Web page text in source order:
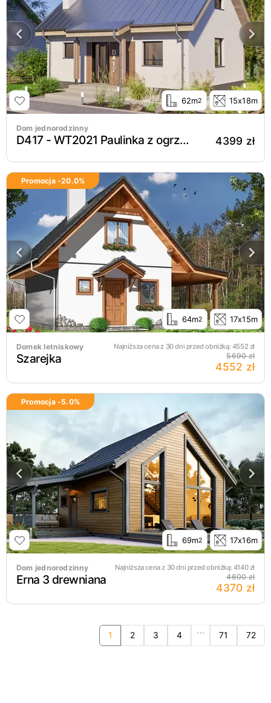
62m2 15x18m
Dom jednorodzinny
D417 - WT2021 Paulinka z ogrzewaniem na pellet wersja drewniana 4399 zł
Promocja -20.0%
64m2 17x15m
Domek letniskowy Najniższa cena z 30 dni przed obniżką:4552 zł
Szarejka 5690 zł
4552 zł
Promocja -5.0%
69m2 17x16m
Dom jednorodzinny Najniższa cena z 30 dni przed obniżką:4140zł
Erna 3 drewniana 4600 zł
4370 zł
1 2 3 4 ... 71 72